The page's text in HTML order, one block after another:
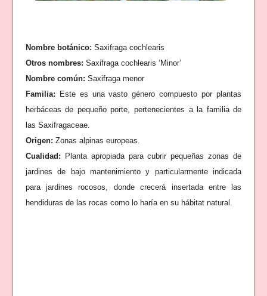
Nombre botánico: Saxifraga cochlearis
Otros nombres: Saxifraga cochlearis ‘Minor’
Nombre común: Saxifraga menor
Familia: Este es una vasto género compuesto por plantas
herbáceas de pequeño porte, pertenecientes a la familia de
las Saxifragaceae.
Origen: Zonas alpinas europeas.
Cualidad: Planta apropiada para cubrir pequeñas zonas de
jardines de bajo mantenimiento y particularmente indicada
para jardines rocosos, donde crecerá insertada entre las
hendiduras de las rocas como lo haría en su hábitat natural.